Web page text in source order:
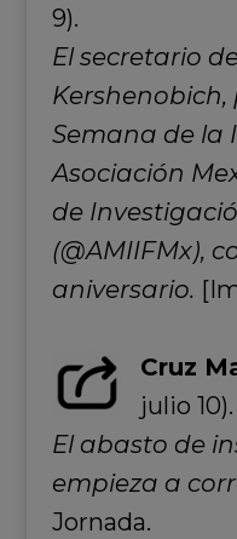
9).
El secretario
Semana de la
Asociación
de
(@AMIIFMx),
aniversario.
Cruz
julio 10).
El abasto de
empieza a
Jornada.